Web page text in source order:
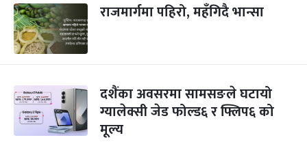
राजमार्गमा पहिरो, महँगिदै भान्सा
दशैंका अवसरमा सामसङले घटायो
ग्यालेक्सी जेड फोल्ड६ र फ्लिप६ को
मूल्य